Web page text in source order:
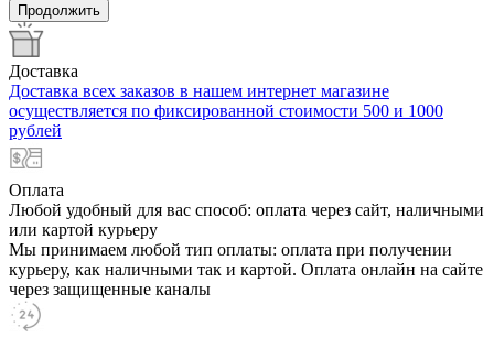
Продолжить
Доставка
Доставка всех заказов в нашем интернет магазине
осуществляется по фиксированной стоимости 500 и 1000
рублей
Оплата
Любой удобный для вас способ: оплата через сайт, наличными
или картой курьеру
Мы принимаем любой тип оплаты: оплата при получении
курьеру, как наличными так и картой. Оплата онлайн на сайте
через защищенные каналы